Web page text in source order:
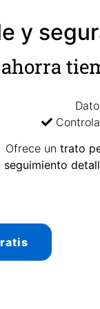
y
Ofrece un trato
seguimiento